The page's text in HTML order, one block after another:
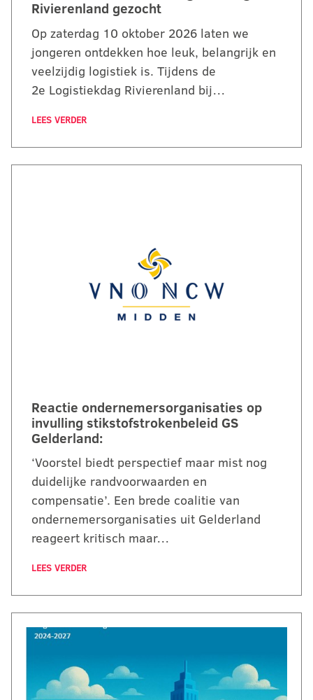
Rivierenland gezocht
Op zaterdag 10 oktober 2026 laten we
jongeren ontdekken hoe leuk, belangrijk en
veelzijdig logistiek is. Tijdens de
2e Logistiekdag Rivierenland bij…
LEES VERDER
Reactie ondernemersorganisaties op
invulling stikstofstrokenbeleid GS
Gelderland:
‘Voorstel biedt perspectief maar mist nog
duidelijke randvoorwaarden en
compensatie’. Een brede coalitie van
ondernemersorganisaties uit Gelderland
reageert kritisch maar…
LEES VERDER